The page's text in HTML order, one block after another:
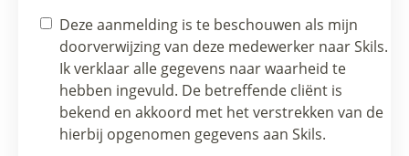
Deze aanmelding is te beschouwen als mijn
doorverwijzing van deze medewerker naar Skils.
Ik verklaar alle gegevens naar waarheid te
hebben ingevuld. De betreffende cliënt is
bekend en akkoord met het verstrekken van de
hierbij opgenomen gegevens aan Skils.